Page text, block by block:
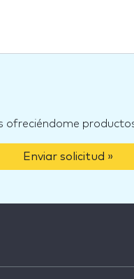
ofreciéndome
Enviar solicitud »